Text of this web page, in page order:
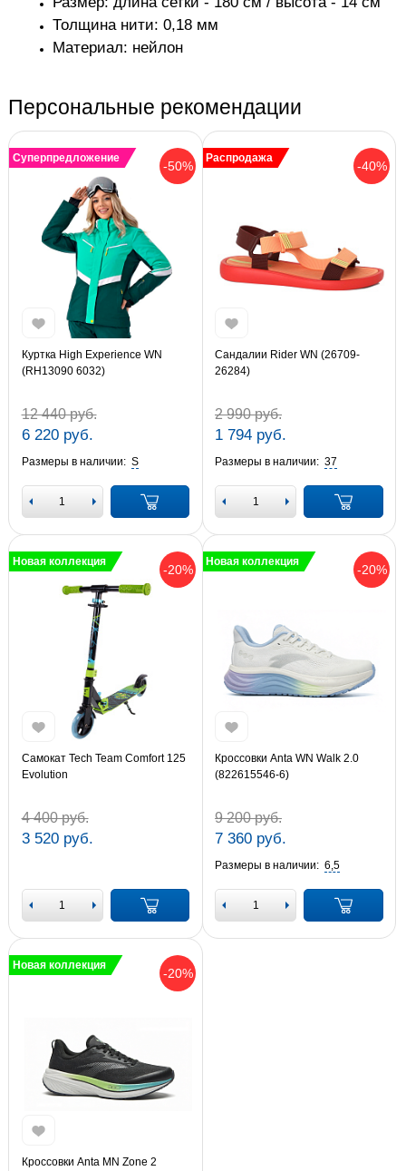
Толщина нити: 0,18 мм
Материал: нейлон
Персональные рекомендации
-50%
Суперпредложение
Куртка High Experience WN
(RH13090 6032)
12 440 руб.
6 220 руб.
Размеры в наличии: S
-40%
Распродажа
Сандалии Rider WN (26709-
26284)
2 990 руб.
1 794 руб.
Размеры в наличии: 37
-20%
Новая коллекция
Самокат Tech Team Comfort 125
Evolution
4 400 руб.
3 520 руб.
-20%
Новая коллекция
Кроссовки Anta WN Walk 2.0
(822615546-6)
9 200 руб.
7 360 руб.
Размеры в наличии: 6,5
-20%
Новая коллекция
Кроссовки Anta MN Zone 2